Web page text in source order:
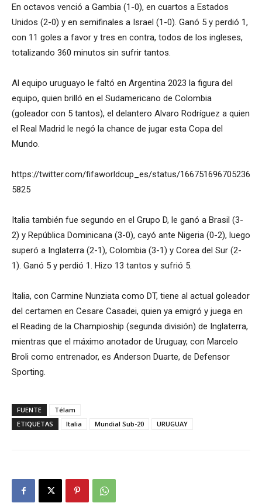
En octavos venció a Gambia (1-0), en cuartos a Estados
Unidos (2-0) y en semifinales a Israel (1-0). Ganó 5 y perdió 1,
con 11 goles a favor y tres en contra, todos de los ingleses,
totalizando 360 minutos sin sufrir tantos.
Al equipo uruguayo le faltó en Argentina 2023 la figura del
equipo, quien brilló en el Sudamericano de Colombia
(goleador con 5 tantos), el delantero Alvaro Rodríguez a quien
el Real Madrid le negó la chance de jugar esta Copa del
Mundo.
https://twitter.com/fifaworldcup_es/status/166751696705236
5825
Italia también fue segundo en el Grupo D, le ganó a Brasil (3-
2) y República Dominicana (3-0), cayó ante Nigeria (0-2), luego
superó a Inglaterra (2-1), Colombia (3-1) y Corea del Sur (2-
1). Ganó 5 y perdió 1. Hizo 13 tantos y sufrió 5.
Italia, con Carmine Nunziata como DT, tiene al actual goleador
del certamen en Cesare Casadei, quien ya emigró y juega en
el Reading de la Champioship (segunda división) de Inglaterra,
mientras que el máximo anotador de Uruguay, con Marcelo
Broli como entrenador, es Anderson Duarte, de Defensor
Sporting.
FUENTE
Télam
ETIQUETAS
Italia Mundial Sub-20 URUGUAY